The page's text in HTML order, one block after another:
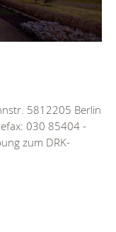
5812205 Berlin
030 85404 -
zum DRK-